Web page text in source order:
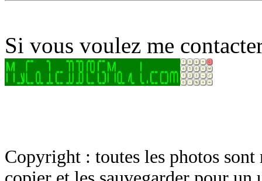
Si vous voulez me
Copyright : toutes les photos sont